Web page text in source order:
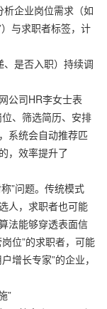
企业岗位需求（如
）与求职者标签，计
是否入职）持续调
公司HR李女士表
、筛选简历、安排
系统会自动推荐匹
，效率提升了
”问题。传统模式
人，求职者也可能
法能够穿透表面信
位”的求职者，可能
增长专家”的企业，
”